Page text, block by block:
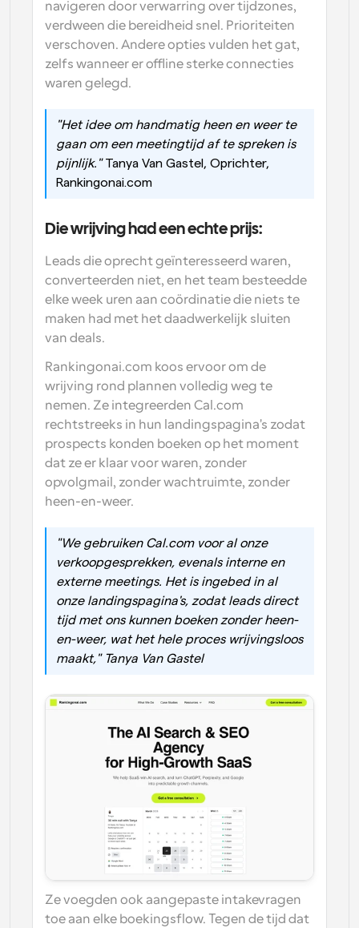
navigeren door verwarring over tijdzones,
verdween die bereidheid snel. Prioriteiten
verschoven. Andere opties vulden het gat,
zelfs wanneer er offline sterke connecties
waren gelegd.
"Het idee om handmatig heen en weer te
gaan om een meetingtijd af te spreken is
pijnlijk." Tanya Van Gastel, Oprichter,
Rankingonai.com
Die wrijving had een echte prijs:
Leads die oprecht geïnteresseerd waren,
converteerden niet, en het team besteedde
elke week uren aan coördinatie die niets te
maken had met het daadwerkelijk sluiten
van deals.
Rankingonai.com koos ervoor om de
wrijving rond plannen volledig weg te
nemen. Ze integreerden Cal.com
rechtstreeks in hun landingspagina's zodat
prospects konden boeken op het moment
dat ze er klaar voor waren, zonder
opvolgmail, zonder wachtruimte, zonder
heen-en-weer.
"We gebruiken Cal.com voor al onze
verkoopgesprekken, evenals interne en
externe meetings. Het is ingebed in al
onze landingspagina's, zodat leads direct
tijd met ons kunnen boeken zonder heen-
en-weer, wat het hele proces wrijvingsloos
maakt," Tanya Van Gastel
Ze voegden ook aangepaste intakevragen
toe aan elke boekingsflow. Tegen de tijd dat